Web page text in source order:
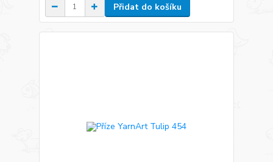
Přidat do košíku